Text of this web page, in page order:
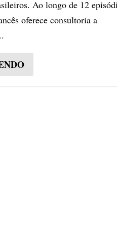
Ao longo de 12
oferece consultoria a